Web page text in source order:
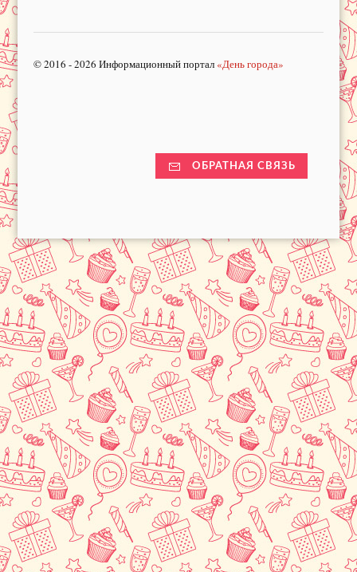
© 2016 - 2026 Информационный портал «День города»
ОБРАТНАЯ СВЯЗЬ